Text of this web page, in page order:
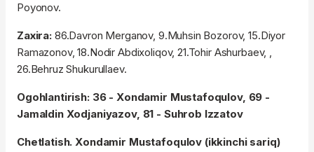
Poyonov.
Zaxira:86.Davron Merganov, 9.Muhsin Bozorov, 15.Diyor
Ramazonov, 18.Nodir Abdixoliqov, 21.Tohir Ashurbaev, ,
26.Behruz Shukurullaev.
Ogohlantirish: 36 - Xondamir Mustafoqulov, 69 -
Jamaldin Xodjaniyazov, 81 - Suhrob Izzatov
Chetlatish. Xondamir Mustafoqulov (ikkinchi sariq)